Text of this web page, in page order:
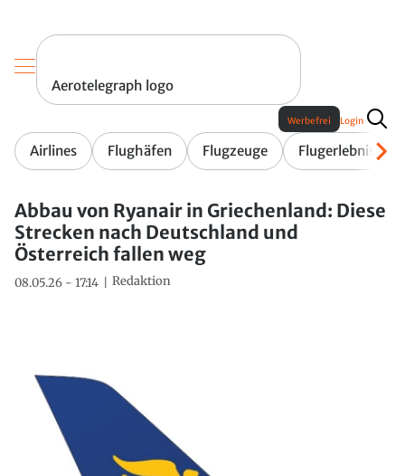
Aerotelegraph logo
Airlines Flughäfen Flugzeuge Flugerlebnis
Werbefrei Login
Abbau von Ryanair in Griechenland: Diese
Strecken nach Deutschland und
Österreich fallen weg
08.05.26 - 17:14 Redaktion